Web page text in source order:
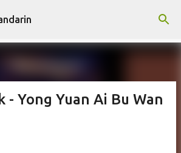
Skip to main content
- Yong Yuan Ai Bu Wan